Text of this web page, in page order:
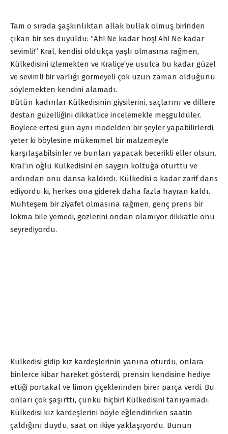
Tam o sırada şaşkınlıktan allak bullak olmuş birinden
çıkan bir ses duyuldu: “Ah! Ne kadar hoş! Ah! Ne kadar
sevimli!” Kral, kendisi oldukça yaşlı olmasına rağmen,
Külkedisini izlemekten ve Kraliçe’ye usulca bu kadar güzel
ve sevimli bir varlığı görmeyeli çok uzun zaman olduğunu
söylemekten kendini alamadı.
Bütün kadınlar Külkedisinin giysilerini, saçlarını ve dillere
destan güzelliğini dikkatlice incelemekle meşguldüler.
Böylece ertesi gün aynı modelden bir şeyler yapabilirlerdi,
yeter ki böylesine mükemmel bir malzemeyle
karşılaşabilsinler ve bunları yapacak becerikli eller olsun.
Kral’ın oğlu Külkedisini en saygın koltuğa oturttu ve
ardından onu dansa kaldırdı. Külkedisi o kadar zarif dans
ediyordu ki, herkes ona giderek daha fazla hayran kaldı.
Muhteşem bir ziyafet olmasına rağmen, genç prens bir
lokma bile yemedi, gözlerini ondan olamıyor dikkatle onu
seyrediyordu.
Külkedisi gidip kız kardeşlerinin yanına oturdu, onlara
binlerce kibar hareket gösterdi, prensin kendisine hediye
ettiği portakal ve limon çiçeklerinden birer parça verdi. Bu
onları çok şaşırttı, çünkü hiçbiri Külkedisini tanıyamadı.
Külkedisi kız kardeşlerini böyle eğlendirirken saatin
çaldığını duydu, saat on ikiye yaklaşıyordu. Bunun